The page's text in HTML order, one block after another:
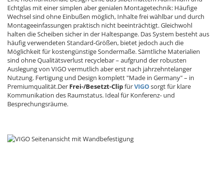
Echtglas mit einer simplen aber genialen Montagetechnik: Häufige
Wechsel sind ohne Einbußen möglich, Inhalte frei wählbar und durch
Montageeinfassungen praktisch nicht beeinträchtigt. Gleichwohl
halten die Scheiben sicher in der Haltespange. Das System besteht aus
häufig verwendeten Standard-Größen, bietet jedoch auch die
Möglichkeit für kostengünstige Sondermaße. Sämtliche Materialien
sind ohne Qualitätsverlust recyclebar – aufgrund der robusten
Auslegung von VIGO vermutlich aber erst nach jahrzehntelanger
Nutzung. Fertigung und Design komplett "Made in Germany" – in
Premiumqualität.Der Frei-/Besetzt-ClipfürVIGOsorgt für klare
Kommunikation des Raumstatus. Ideal für Konferenz- und
Besprechungsräume.